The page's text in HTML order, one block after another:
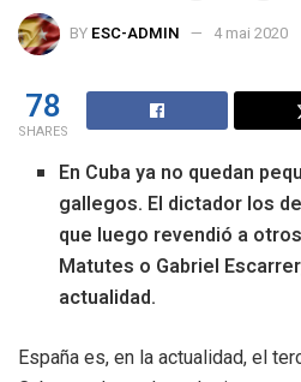
BY ESC-ADMIN 4 mai 2020
78
SHARES
En Cuba ya no quedan
gallegos. El dictador los
que luego revendió a
Matutes o Gabriel
actualidad.
España es, en la actualidad, el